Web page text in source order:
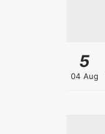
5
04 Aug